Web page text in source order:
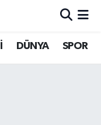
DÜNYA SPOR